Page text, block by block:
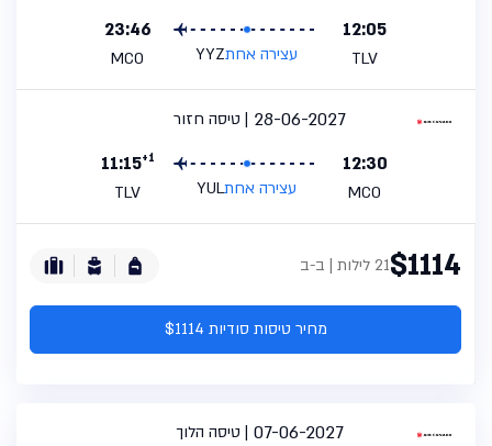
12:05
TLV עצירה אחתYYZ
23:46
MCO
טיסה חזור
28-06-2027
12:30
MCO עצירה אחתYUL
11:15+1
TLV
$111421 לילות | ב-ב
מחיר טיסות סודיות $1114
טיסה הלוך
07-06-2027